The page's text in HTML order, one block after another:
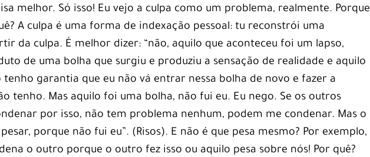
melhor. Só isso! Eu vejo a culpa como um problema, realmente. Porque
A culpa é uma forma de indexação pessoal: tu reconstrói uma
da culpa. É melhor dizer: “não, aquilo que aconteceu foi um lapso,
de uma bolha que surgiu e produziu a sensação de realidade e aquilo
garantia que eu não vá entrar nessa bolha de novo e fazer a
tenho. Mas aquilo foi uma bolha, não fui eu. Eu nego. Se os outros
por isso, não tem problema nenhum, podem me condenar. Mas o
porque não fui eu”. (Risos). E não é que pesa mesmo? Por exemplo,
o outro porque o outro fez isso ou aquilo pesa sobre nós! Por quê?